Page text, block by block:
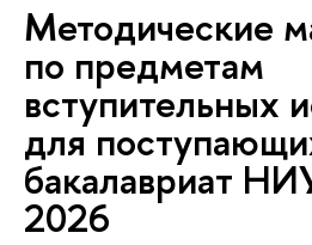
Методические
по предметам
вступительных
для
бакалавриат
2026